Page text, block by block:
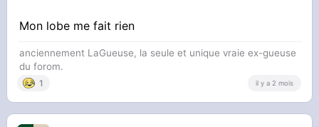
Mon lobe me fait rien
anciennement LaGueuse, la seule et unique vraie ex-gueuse
du forom.
1 il y a 2 mois